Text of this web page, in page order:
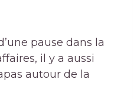
pause dans la
il y a aussi
autour de la